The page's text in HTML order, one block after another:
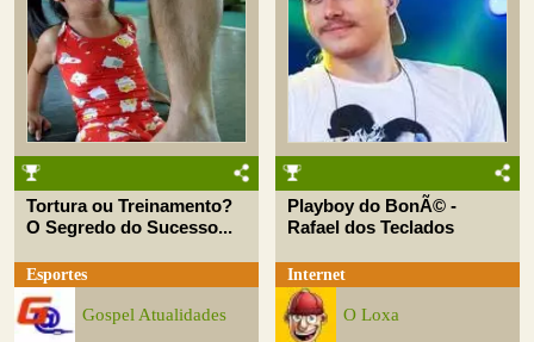
Tortura ou Treinamento?
O Segredo do Sucesso...
Esportes
Gospel Atualidades
Playboy do BonÃ© -
Rafael dos Teclados
Internet
O Loxa